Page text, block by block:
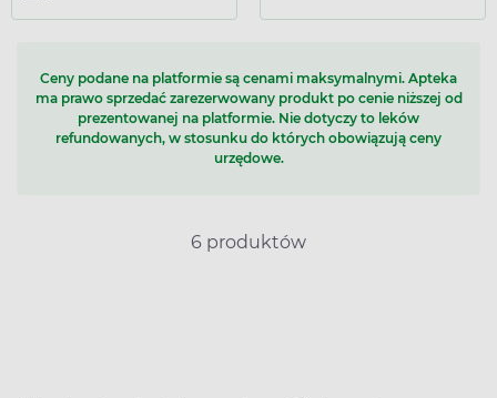
Ceny podane na platformie są cenami maksymalnymi. Apteka
ma prawo sprzedać zarezerwowany produkt po cenie niższej od
prezentowanej na platformie. Nie dotyczy to leków
refundowanych, w stosunku do których obowiązują ceny
urzędowe.
6 produktów